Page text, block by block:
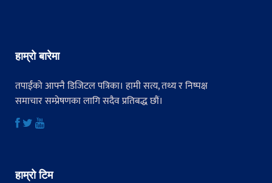
हाम्रो बारेमा
तपाईंको आफ्नै डिजिटल पत्रिका। हामी सत्य, तथ्य र निष्पक्ष
समाचार सम्प्रेषणका लागि सदैव प्रतिबद्ध छौं।
हाम्रो टिम